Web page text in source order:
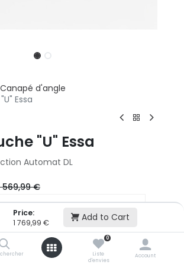
Price:
1 769,99 € Add to Cart
0
Liste
d'envies
Account
Canapé d'angle
Essa
"U" Essa
Automat DL
569,99€
€ (sans frais)
Ajouter au panier